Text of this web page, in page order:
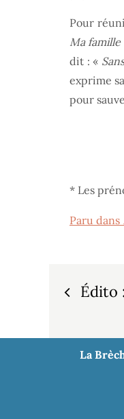
Pour
Ma
dit : «
exprime
pour
* Les
Paru dans
Édito
La